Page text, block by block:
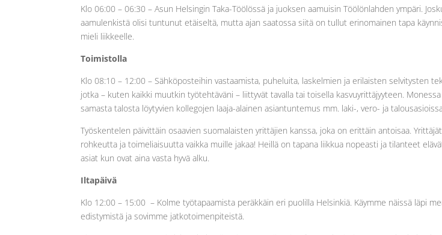
Klo 06:00 – 06:30 – Asun Helsingin Taka-Töölössä ja juoksen aamuisin Töölönlahden ympäri.
aamulenkistä olisi tuntunut etäiseltä, mutta ajan saatossa siitä on tullut erinomainen tapa
mieli liikkeelle.
Toimistolla
Klo 08:10 – 12:00 – Sähköposteihin vastaamista, puheluita, laskelmien ja erilaisten selvitysten
jotka – kuten kaikki muutkin työtehtäväni – liittyvät tavalla tai toisella kasvuyrittäjyyteen.
samasta talosta löytyvien kollegojen laaja-alainen asiantuntemus mm. laki-, vero- ja
Työskentelen päivittäin osaavien suomalaisten yrittäjien kanssa, joka on erittäin antoisaa.
rohkeutta ja toimeliaisuutta vaikka muille jakaa! Heillä on tapana liikkua nopeasti ja tilanteet
asiat kun ovat aina vasta hyvä alku.
Iltapäivä
Klo 12:00 – 15:00 – Kolme työtapaamista peräkkäin eri puolilla Helsinkiä. Käymme näissä läpi
edistymistä ja sovimme jatkotoimenpiteistä.